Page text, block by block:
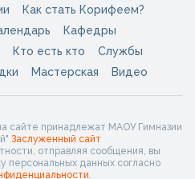
Как стать Корифеем?
Кафедры
Кто есть кто
Службы
Мастерская Видео
сайте принадлежат МАОУ Гимназии
Заслуженный сайт
отправляя сообщения, вы
персональных данных согласно
.